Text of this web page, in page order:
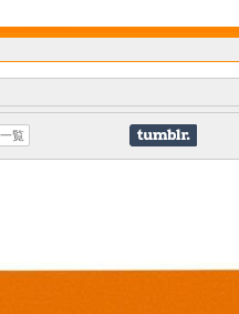
一覧